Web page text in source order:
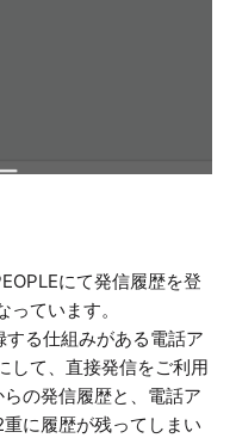
にて発信履歴を登
ています。
る仕組みがある電話ア
して、直接発信をご利用
の発信履歴と、電話ア
に履歴が残ってしまい